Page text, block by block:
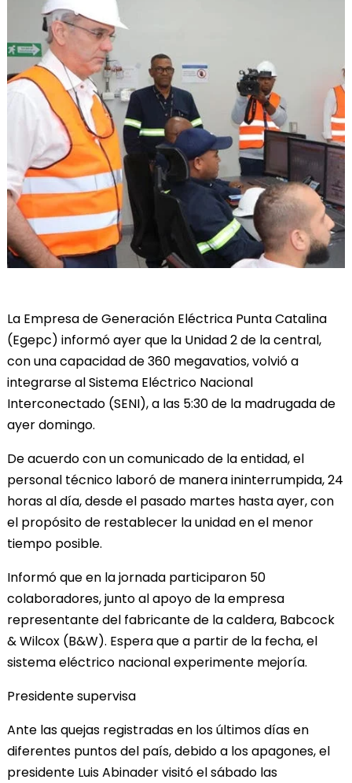
La Empresa de Generación Eléctrica Punta Catalina
(Egepc) informó ayer que la Unidad 2 de la central,
con una capacidad de 360 megavatios, volvió a
integrarse al Sistema Eléctrico Nacional
Interconectado (SENI), a las 5:30 de la madrugada de
ayer domingo.
De acuerdo con un comunicado de la entidad, el
personal técnico laboró de manera ininterrumpida, 24
horas al día, desde el pasado martes hasta ayer, con
el propósito de restablecer la unidad en el menor
tiempo posible.
Informó que en la jornada participaron 50
colaboradores, junto al apoyo de la empresa
representante del fabricante de la caldera, Babcock
& Wilcox (B&W). Espera que a partir de la fecha, el
sistema eléctrico nacional experimente mejoría.
Presidente supervisa
Ante las quejas registradas en los últimos días en
diferentes puntos del país, debido a los apagones, el
presidente Luis Abinader visitó el sábado las